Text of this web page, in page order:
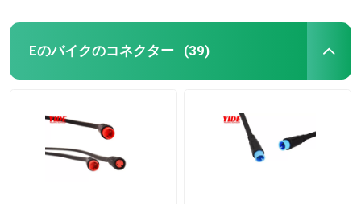
Eのバイクのコネクター (39)